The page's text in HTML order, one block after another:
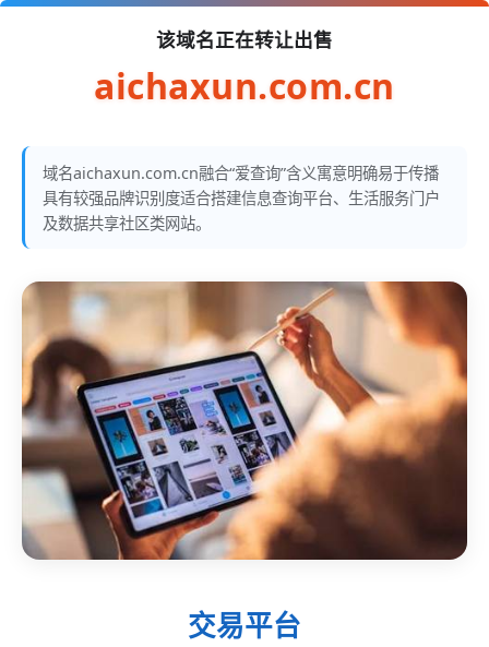
该域名正在转让出售
aichaxun.com.cn
域名aichaxun.com.cn融合“爱查询”含义寓意明确易于传播
具有较强品牌识别度适合搭建信息查询平台、生活服务门户
及数据共享社区类网站。
交易平台